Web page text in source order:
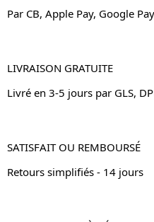
Par CB, Apple Pay, Google
LIVRAISON GRATUITE
Livré en 3-5 jours par GLS,
SATISFAIT OU REMBOURSÉ
Retours simplifiés - 14 jours